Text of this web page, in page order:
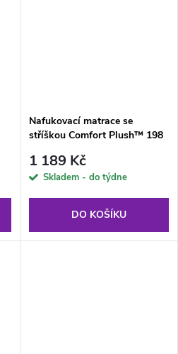
Nafukovací matrace se
stříškou Comfort Plush™ 198
1 189 Kč
Skladem - do týdne
DO KOŠÍKU